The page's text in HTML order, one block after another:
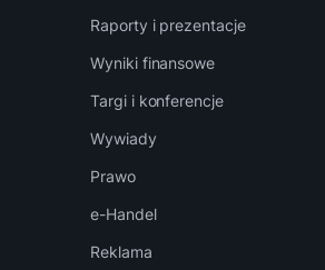
Raporty i prezentacje
Wyniki finansowe
Targi i konferencje
Wywiady
Prawo
e-Handel
Reklama